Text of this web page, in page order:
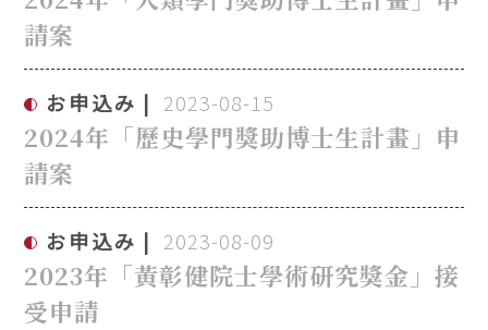
請案
お申込み 2023-08-15
2024年「歷史學門獎助博士生計畫」申
請案
お申込み 2023-08-09
2023年「黃彰健院士學術研究獎金」接
受申請